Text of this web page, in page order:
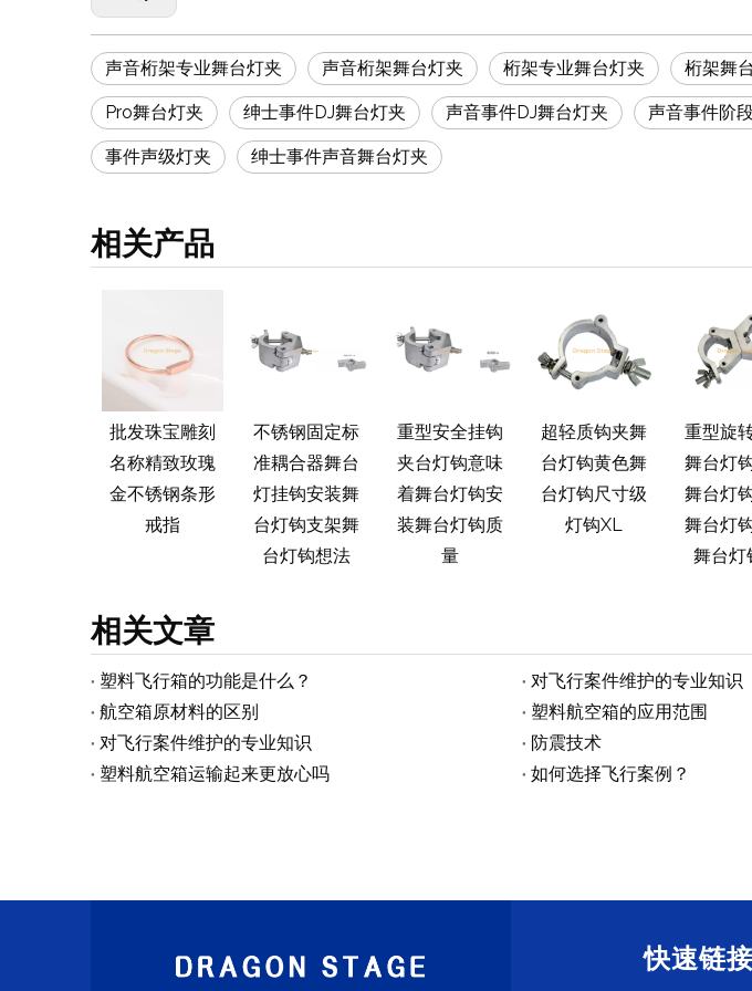
声音桁架专业舞台灯夹 声音桁架舞台灯夹 桁架专业舞台灯夹 桁架舞
Pro舞台灯夹 绅士事件DJ舞台灯夹 声音事件DJ舞台灯夹 声音事件阶
事件声级灯夹 绅士事件声音舞台灯夹
相关产品
批发珠宝雕刻
名称精致玫瑰
金不锈钢条形
戒指
不锈钢固定标
准耦合器舞台
灯挂钩安装舞
台灯钩支架舞
台灯钩想法
重型安全挂钩
夹台灯钩意味
着舞台灯钩安
装舞台灯钩质
量
超轻质钩夹舞
台灯钩黄色舞
台灯钩尺寸级
灯钩XL
重型旋
舞台灯
舞台灯
舞台灯
舞台灯
相关文章
塑料飞行箱的功能是什么？
对飞行案件维护的专业知识
航空箱原材料的区别
塑料航空箱的应用范围
对飞行案件维护的专业知识
防震技术
塑料航空箱运输起来更放心吗
如何选择飞行案例？
快速链